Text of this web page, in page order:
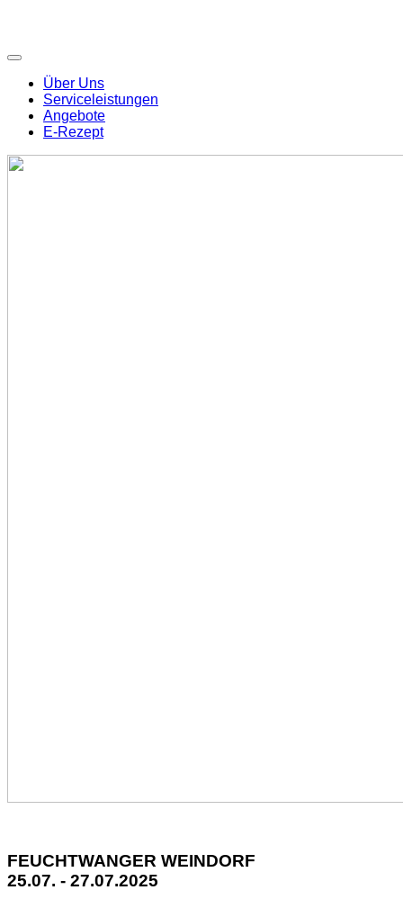
Über Uns
Serviceleistungen
Angebote
E-Rezept
FEUCHTWANGER WEINDORF
25.07. - 27.07.2025